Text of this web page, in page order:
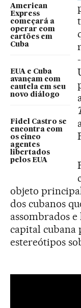
American
Express
começará a
operar com
cartões em
Cuba
EUA e Cuba
avançam com
cautela em seu
novo diálogo
Fidel Castro se
encontra com
os cinco
agentes
libertados
pelos EUA
objeto
dos cubanos
assombrados
capital cubana
estereótipos